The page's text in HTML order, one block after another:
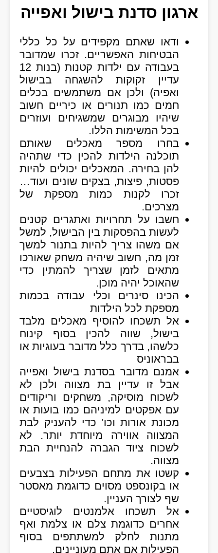
ארגון סדנת בישול ואפייה
ודאו שאתם מקפידים על כל כללי
הבטיחות האפשריים. זכרו שמדובר
בעבודה עם ילדות קטנות (בנות 12
עדיין זקוקות להשגחה בבישול
ואפיה) ולכן אם משתמשים בכלים
חמים כמו תנורים או כיריים חשוב
שיהיו מבוגרים שמשגיחים ועוזרים
בכל המשימות הללו.
בחרו מספר מאכלים שאותם
תוכלנה הילדות להכין כדי שתהיה
להן בחירה. המאכלים יכולים להיות
פסטות, פיצות, בצקים שונים ועוד…
זכרו לקנות כמות מספקת של
מצרכים.
חשבו על תחרויות ואתגרים קטנים
לעשות בהפסקות בין הבישול, למשל
אם משהו צריך להיות בתנור למשך
זמן מה, חשוב שיהיה משחק שאורכו
מתאים לזמן שצריך להמתין כדי
שהאוכל יהיה מוכן.
הכינו סינרים וכלי עבודה בכמות
מספקת לכל הילדות
אל תשכחו להוסיף מאכלים מלבד
בישול, שווה להכין בסוף קינוח
כלשהו, בדרך כלל מדובר בעוגיות או
בבראוניס
אמנם מדובר בסדנת בישול ואפייה
אבל זו עדיין בת מצווה ולכן לא
לשכוח מוסיקה, משחקים וריקודים
עם אפקטים למיניהם כמו בועות או
מכונת אורות וכו' כדי להעניק לבת
המצווה אווירה מיוחדת יותר. לא
לשכוח ציוד הגברה להנחיית הבת
מצווה.
קשטו את מתחם הפעילות בצבעים
או בקונספט מסוים כדוגמת מאסטר
שף לצורך העניין.
אל תשכחו אלמנטים לוגיסטיים
אחרים כדוגמת צלם או צלמת ואף
מתנות לחלק למשתתפים בסוף
הפעילות אם אתם מעוניינים.